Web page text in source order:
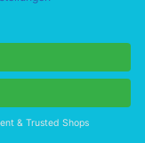
In: Auf den
Pilgerfahrten. Hrsg.
Verlag 2002. S.